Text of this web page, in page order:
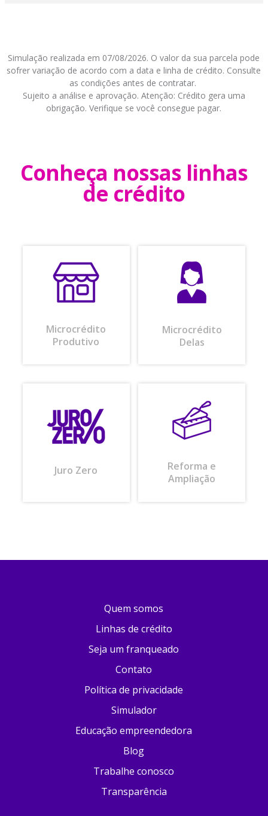
Simulação realizada em 07/08/2026. O valor da sua parcela pode
sofrer variação de acordo com a data e linha de crédito. Consulte
as condições antes de contratar.
Sujeito a análise e aprovação. Atenção: Crédito gera uma
obrigação. Verifique se você consegue pagar.
Conheça nossas linhas
de crédito
Microcrédito
Produtivo
Microcrédito
Delas
Reforma e
Ampliação
Juro Zero
Quem somos
Linhas de crédito
Seja um franqueado
Contato
Política de privacidade
Simulador
Educação empreendedora
Blog
Trabalhe conosco
Transparência